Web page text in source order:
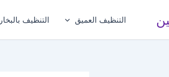
التنظيف العميق التنظيف بالبخار